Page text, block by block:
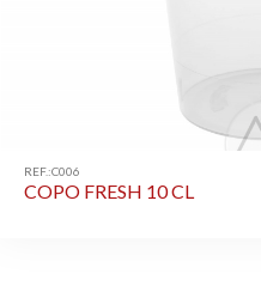
REF.:C006
COPO FRESH 10 CL